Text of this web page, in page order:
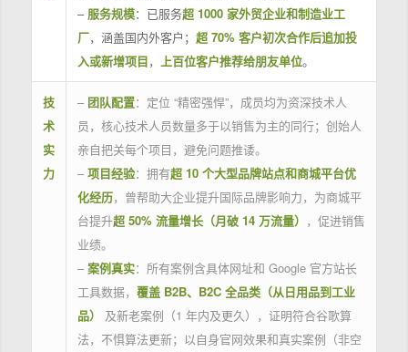
– 服务规模：已服务超 1000 家外贸企业和制造业工
厂，涵盖国内外客户； 超 70% 客户初次合作后追加投
入或新增项目， 上百位客户推荐给朋友单位。
技
术
实
力
– 团队配置：定位 “精密强悍”，成员均为资深技术人
员，核心技术人员数量多于以销售为主的同行；创始人
亲自把关每个项目，避免问题推诿。
– 项目经验：拥有超 10 个大型品牌站点和商城平台优
化经历，曾帮助大企业提升国际品牌影响力，为商城平
台提升超 50% 流量增长（月破 14 万流量） ，促进销售
业绩。
– 案例真实：所有案例含具体网址和 Google 官方站长
工具数据， 覆盖 B2B、B2C 全品类（从日用品到工业
品）
及新老案例（1 年内及更久），证明符合谷歌算
法，不惧算法更新；以自身官网效果和真实案例（非空